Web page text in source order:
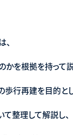
を根拠を持って説
行再建を目的と
整理して解説し、